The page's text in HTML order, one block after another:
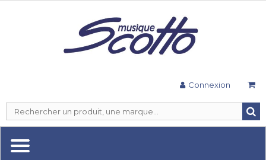
Connexion